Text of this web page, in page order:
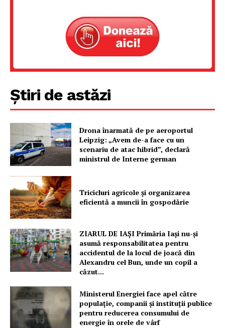
Despre noi / Echipa
Proiecte editoriale
Știri de astăzi
Drona înarmată de pe aeroportul
Leipzig: „Avem de-a face cu un
scenariu de atac hibrid”, declară
ministrul de Interne german
Tricicluri agricole și organizarea
eficientă a muncii în gospodărie
ZIARUL DE IAȘI Primăria Iași nu-și
asumă responsabilitatea pentru
accidentul de la locul de joacă din
Alexandru cel Bun, unde un copil a
căzut...
Ministerul Energiei face apel către
populație, companii și instituții publice
pentru reducerea consumului de
energie în orele de vârf